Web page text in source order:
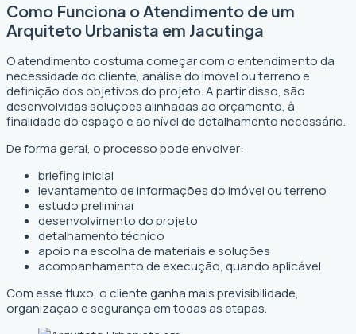
Como Funciona o Atendimento de um
Arquiteto Urbanista em Jacutinga
O atendimento costuma começar com o entendimento da
necessidade do cliente, análise do imóvel ou terreno e
definição dos objetivos do projeto. A partir disso, são
desenvolvidas soluções alinhadas ao orçamento, à
finalidade do espaço e ao nível de detalhamento necessário.
De forma geral, o processo pode envolver:
briefing inicial
levantamento de informações do imóvel ou terreno
estudo preliminar
desenvolvimento do projeto
detalhamento técnico
apoio na escolha de materiais e soluções
acompanhamento de execução, quando aplicável
Com esse fluxo, o cliente ganha mais previsibilidade,
organização e segurança em todas as etapas.